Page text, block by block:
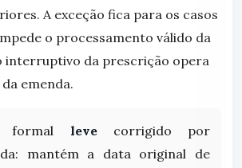
A exceção fica para os casos
o processamento válido da
interruptivo da prescrição opera
emenda.
formal levecorrigido por
mantém a data original de